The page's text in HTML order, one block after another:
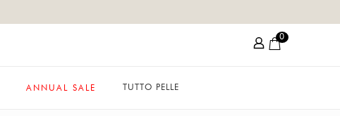
0
ANNUAL SALE TUTTO PELLE